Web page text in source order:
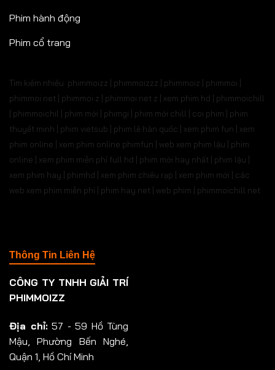
Phim hành động
Phim cổ trang
Tìm kiếm nhiều: phimmoizz | phimmoizzz | phimmoiz | phimmoi |
phimmoi net | phimmoi.z | phimmoi.net z | xem phim hd | phimmoichill
| phimmoichil | phim mới | phimgi | phim mới chill | coi phim | phim
thuyết minh | phim vietsub | phim lẻ hàn quốc | xem phim fun | xem
phim online | xem phim online phimfun | web xem phim lậu | phim
online | xem phim miễn phí full hd | phim mới hay nhất | phim lậu |
xem phim hay | phimhd | xem phim chiếu rạp | xem phim mới | các
web xem phim miễn phí | phim hay.net | web phim | phimmoichill net
Thông Tin Liên Hệ
CÔNG TY TNHH GIẢI TRÍ
PHIMMOIZZ
Địa chỉ:57 - 59 Hồ Tùng
Mậu, Phường Bến Nghé,
Quận 1, Hồ Chí Minh